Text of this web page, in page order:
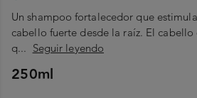
Un shampoo fortalecedor que
cabello fuerte desde la raíz. El
q... Seguir leyendo
250ml